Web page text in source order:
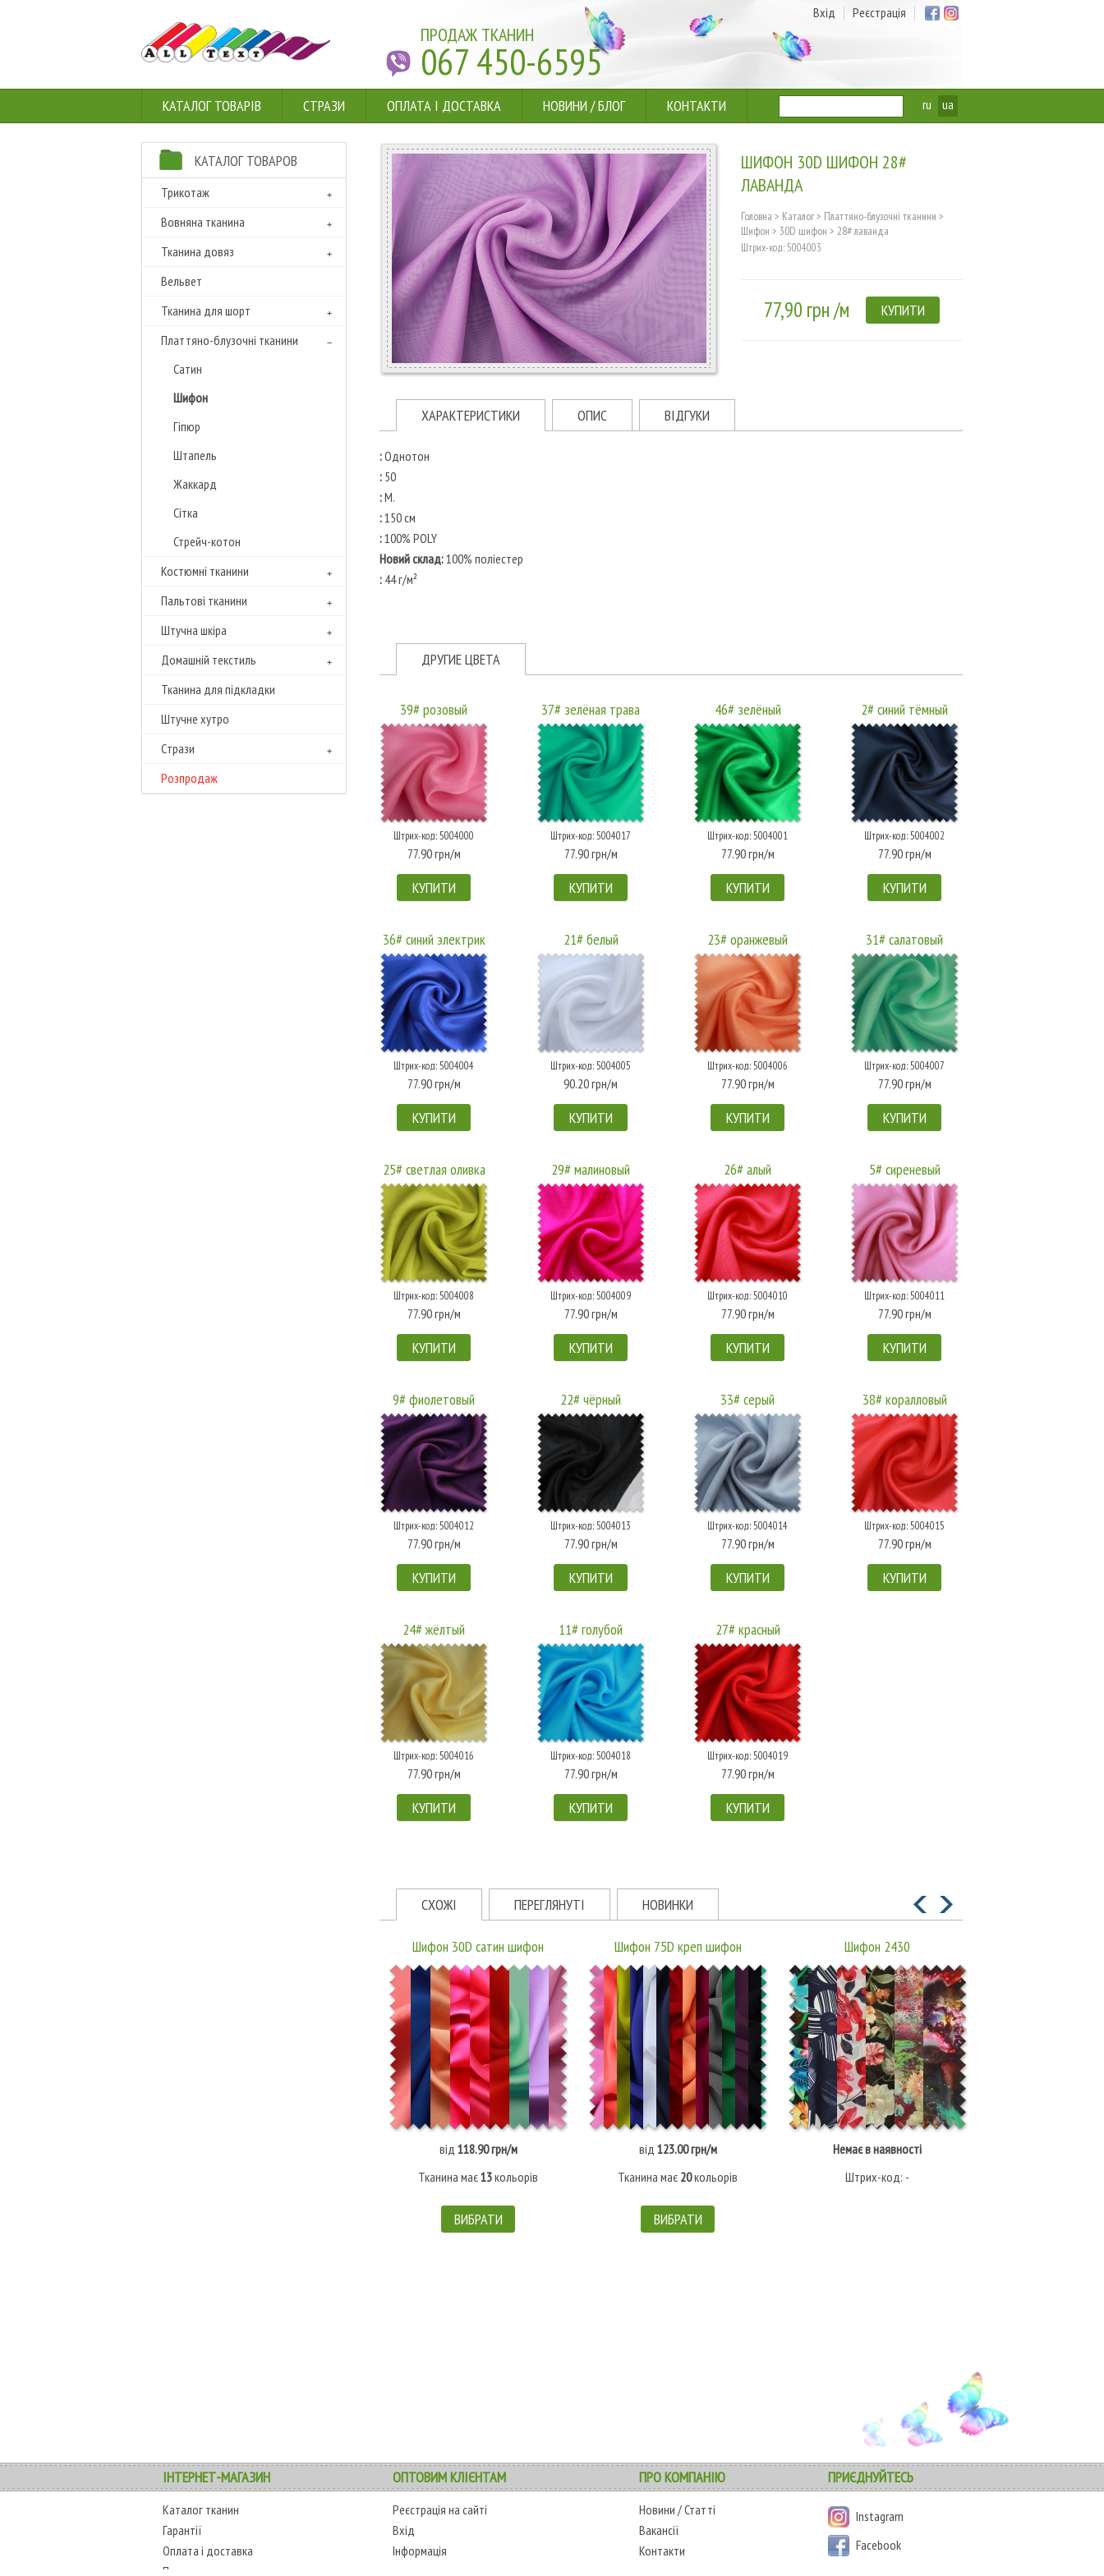
ПРОДАЖ ТКАНИН
067 450-6595
Вхід Реєстрація
КАТАЛОГ ТОВАРІВ СТРАЗИ ОПЛАТА І ДОСТАВКА НОВИНИ /БЛОГ КОНТАКТИ ru ua
КАТАЛОГ ТОВАРОВ
Трикотаж
Вовняна тканина
Тканина довяз
Вельвет
Тканина для шорт
Платтяно-блузочні тканини
Сатин
Шифон
Гіпюр
Штапель
Жаккард
Сітка
Стрейч-котон
Костюмні тканини
Пальтові тканини
Штучна шкіра
Домашній текстиль
Тканина для підкладки
Штучне хутро
Cтрази
Розпродаж
ШИФОН 30D ШИФОН 28#
ЛАВАНДА
Головна > Каталог> Платтяно-блузочні тканини >
Шифон > 30D шифон > 28# лаванда
Штрих-код: 5004003
77,90 грн /м КУПИТИ
ХАРАКТЕРИСТИКИ ОПИС ВІДГУКИ
:Однотон
: 50
:М.
:150 см
:100% POLY
Новий склад:100% поліестер
: 44 г/м²
ДРУГИЕ ЦВЕТА
39# розовый
Штрих-код: 5004000
77.90 грн/м
КУПИТИ
37# зелёная трава
Штрих-код: 5004017
77.90 грн/м
КУПИТИ
46# зелёный
Штрих-код: 5004001
77.90 грн/м
КУПИТИ
2# синий тёмный
Штрих-код: 5004002
77.90 грн/м
КУПИТИ
36# синий электрик
Штрих-код: 5004004
77.90 грн/м
КУПИТИ
21# белый
Штрих-код: 5004005
90.20 грн/м
КУПИТИ
23# оранжевый
Штрих-код: 5004006
77.90 грн/м
КУПИТИ
31# салатовый
Штрих-код: 5004007
77.90 грн/м
КУПИТИ
25# светлая оливка
Штрих-код: 5004008
77.90 грн/м
КУПИТИ
29# малиновый
Штрих-код: 5004009
77.90 грн/м
КУПИТИ
26# алый
Штрих-код: 5004010
77.90 грн/м
КУПИТИ
5# сиреневый
Штрих-код: 5004011
77.90 грн/м
КУПИТИ
9# фиолетовый
Штрих-код: 5004012
77.90 грн/м
КУПИТИ
22# чёрный
Штрих-код: 5004013
77.90 грн/м
КУПИТИ
33# серый
Штрих-код: 5004014
77.90 грн/м
КУПИТИ
38# коралловый
Штрих-код: 5004015
77.90 грн/м
КУПИТИ
24# жёлтый
Штрих-код: 5004016
77.90 грн/м
КУПИТИ
11# голубой
Штрих-код: 5004018
77.90 грн/м
КУПИТИ
27# красный
Штрих-код: 5004019
77.90 грн/м
КУПИТИ
СХОЖІ ПЕРЕГЛЯНУТІ НОВИНКИ
Шифон 30D сатин шифон
від 118.90 грн/м
Тканина має13кольорів
ВИБРАТИ
Шифон 75D креп шифон
від 123.00 грн/м
Тканина має 20кольорів
ВИБРАТИ
Шифон 2430
Немає в наявності
Штрих-код: -
ІНТЕРНЕТ-МАГАЗИН ОПТОВИМ КЛІЄНТАМ ПРО КОМПАНІЮ ПРИЄДНУЙТЕСЬ
Каталог тканин
Гарантії
Оплата і доставка
Повернення товару
Реєстрація на сайті
Вхід
Інформація
Новини /Статті
Вакансії
Контакти
Instagram
Facebook